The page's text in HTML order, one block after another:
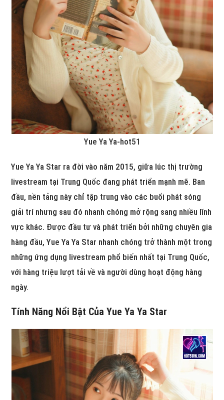
Yue Ya Ya-hot51
Yue Ya Ya Star ra đời vào năm 2015, giữa lúc thị trường
livestream tại Trung Quốc đang phát triển mạnh mẽ. Ban
đầu, nền tảng này chỉ tập trung vào các buổi phát sóng
giải trí nhưng sau đó nhanh chóng mở rộng sang nhiều lĩnh
vực khác. Được đầu tư và phát triển bởi những chuyên gia
hàng đầu, Yue Ya Ya Star nhanh chóng trở thành một trong
những ứng dụng livestream phổ biến nhất tại Trung Quốc,
với hàng triệu lượt tải về và người dùng hoạt động hàng
ngày.
Tính Năng Nổi Bật Của Yue Ya Ya Star